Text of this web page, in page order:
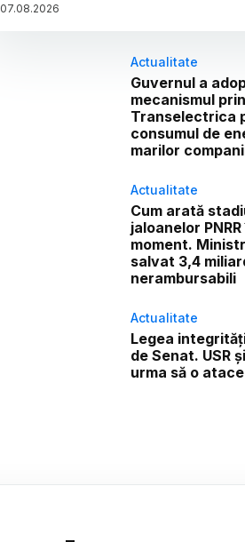
07.08.2026
Actualitate
Guvernul a
mecanismul
Transelectrica
consumul de
marilor
Actualitate
Cum arată
jaloanelor
moment.
salvat 3,4
nerambursabili
Actualitate
Legea
de Senat. USR
urma să o atace